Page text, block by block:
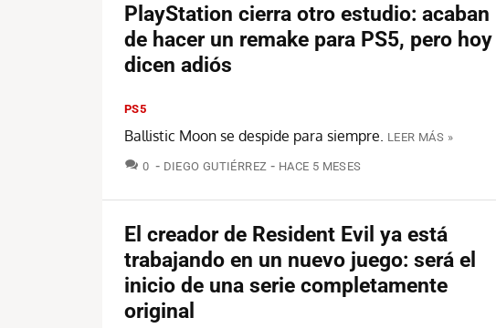
PlayStation cierra otro estudio: acaban
de hacer un remake para PS5, pero hoy
dicen adiós
PS5
Ballistic Moon se despide para siempre. LEER MÁS »
0 COMENTARIOS
DIEGO GUTIÉRREZ HACE 5 MESES
El creador de Resident Evil ya está
trabajando en un nuevo juego: será el
inicio de una serie completamente
original